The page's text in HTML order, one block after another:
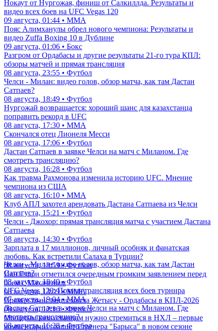
Нокаут от Нургожая, финиш от Салкиллда. Результаты и
видео всех боев на UFC Vegas 120
09 августа, 01:44 • ММА
Пояс Алимханулы обрел нового чемпиона: Результаты и
видео Zuffa Boxing 10 в Дублине
09 августа, 01:06 • Бокс
Разгром от Ордабасы и другие результаты 21-го тура КПЛ:
обзоры матчей и прямая трансляция
08 августа, 23:55 • Футбол
Челси - Милан: видео голов, обзор матча, как там Дастан
Сатпаев?
08 августа, 18:49 • Футбол
Нургожай возвращается: хороший шанс для казахстанца
поправить рекорд в UFC
08 августа, 17:30 • ММА
Скончался отец Лионеля Месси
08 августа, 17:06 • Футбол
Дастан Сатпаев в заявке Челси на матч с Миланом. Где
смотреть трансляцию?
08 августа, 16:28 • Футбол
Как травма Рахмонова изменила историю UFC. Мнение
чемпиона из США
08 августа, 16:10 • ММА
Клуб АПЛ захотел арендовать Дастана Сатпаева из Челси
08 августа, 15:21 • Футбол
Челси - Джохор: прямая трансляция матча с участием Дастана
Сатпаева
08 августа, 14:30 • Футбол
Зарплата в 17 миллионов, личный особняк и фанатская
любовь. Как встретили Салаха в Турции?
08 августа, 13:59 • Футбол
Иан Гэрри отметился очередным громким заявлением перед
боем с Махачевым
08 августа, 13:09 • ММА
Прямая трансляция матча Жетысу - Ордабасы в КПЛ-2026
08 августа, 12:16 • Футбол
Молодым казахстанцам нужно стремиться в НХЛ – первые
комментарии главного тренера "Барыса" в новом сезоне
Челси - Милан: видео голов, обзор матча, как там Дастан
Сатпаев?
08 августа, 18:49 • Футбол
UFC Vegas 120: Прямая трансляция всех боев турнира
07 августа, 19:04 • ММА
Дастан Сатпаев в заявке Челси на матч с Миланом. Где
смотреть трансляцию?
08 августа, 16:28 • Футбол